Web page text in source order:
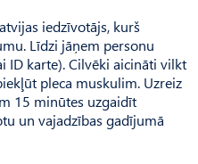
iedzīvotājs, kurš
Līdzi jāņem personu
ID karte). Cilvēki aicināti vilkt
pleca muskulim. Uzreiz
15 minūtes uzgaidīt
un vajadzības gadījumā